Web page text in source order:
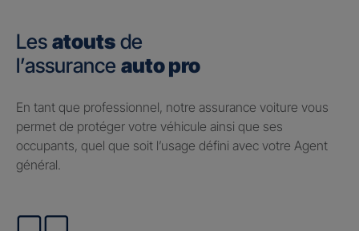
Les atouts de
l’assurance auto pro
En tant que professionnel, notre assurance voiture vous
permet de protéger votre véhicule ainsi que ses
occupants, quel que soit l’usage défini avec votre Agent
général.